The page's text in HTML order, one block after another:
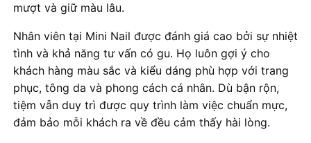
mượt và giữ màu lâu.
Nhân viên tại Mini Nail được đánh giá cao bởi sự nhiệt
tình và khả năng tư vấn có gu. Họ luôn gợi ý cho
khách hàng màu sắc và kiểu dáng phù hợp với trang
phục, tông da và phong cách cá nhân. Dù bận rộn,
tiệm vẫn duy trì được quy trình làm việc chuẩn mực,
đảm bảo mỗi khách ra về đều cảm thấy hài lòng.